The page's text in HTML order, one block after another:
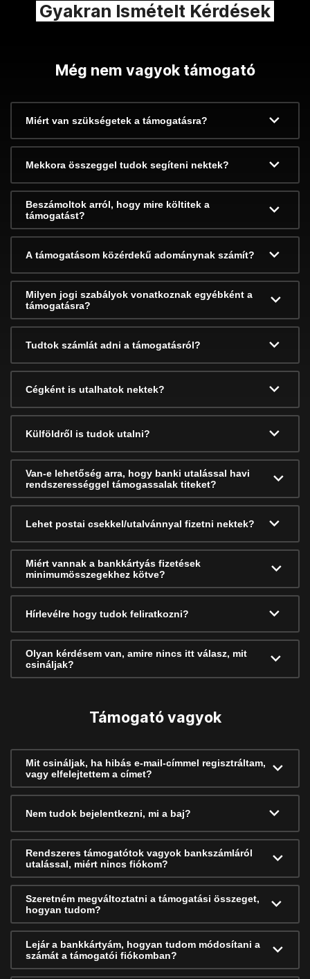
Gyakran Ismételt Kérdések
Még nem vagyok támogató
Miért van szükségetek a támogatásra?
Mekkora összeggel tudok segíteni nektek?
Beszámoltok arról, hogy mire költitek a
támogatást?
A támogatásom közérdekű adománynak számít?
Milyen jogi szabályok vonatkoznak egyébként a
támogatásra?
Tudtok számlát adni a támogatásról?
Cégként is utalhatok nektek?
Külföldről is tudok utalni?
Van-e lehetőség arra, hogy banki utalással havi
rendszerességgel támogassalak titeket?
Lehet postai csekkel/utalvánnyal fizetni nektek?
Miért vannak a bankkártyás fizetések
minimumösszegekhez kötve?
Hírlevélre hogy tudok feliratkozni?
Olyan kérdésem van, amire nincs itt válasz, mit
csináljak?
Támogató vagyok
Mit csináljak, ha hibás e-mail-címmel regisztráltam,
vagy elfelejtettem a címet?
Nem tudok bejelentkezni, mi a baj?
Rendszeres támogatótok vagyok bankszámláról
utalással, miért nincs fiókom?
Szeretném megváltoztatni a támogatási összeget,
hogyan tudom?
Lejár a bankkártyám, hogyan tudom módosítani a
számát a támogatói fiókomban?